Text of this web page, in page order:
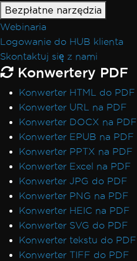
Bezpłatne narzędzia
Webinaria
Logowanie do HUB klienta
Skontaktuj się z nami
Konwertery PDF
Konwerter HTML do PDF
Konwerter URL na PDF
Konwerter DOCX na PDF
Konwerter EPUB na PDF
Konwerter PPTX na PDF
Konwerter Excel na PDF
Konwerter JPG do PDF
Konwerter PNG na PDF
Konwerter HEIC na PDF
Konwerter SVG do PDF
Konwerter tekstu do PDF
Konwerter TIFF do PDF